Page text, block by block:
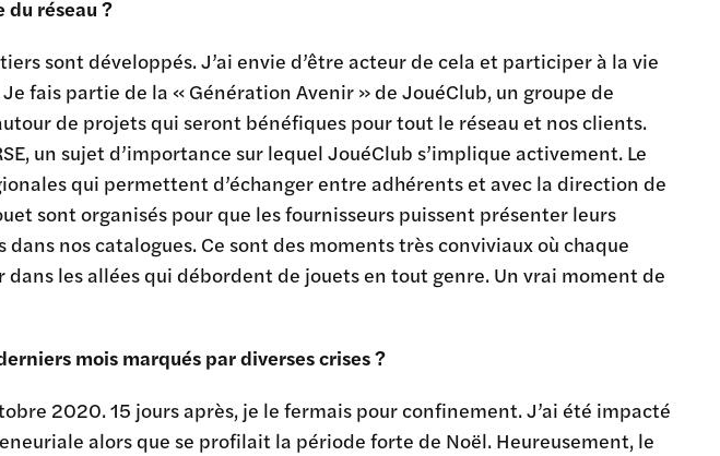
réseau ?
sont développés. J’ai envie d’être acteur de cela et participer à la vie
fais partie de la « Génération Avenir » de JouéClub, un groupe de
de projets qui seront bénéfiques pour tout le réseau et nos clients.
un sujet d’importance sur lequel JouéClub s’implique activement. Le
qui permettent d’échanger entre adhérents et avec la direction de
sont organisés pour que les fournisseurs puissent présenter leurs
nos catalogues. Ce sont des moments très conviviaux où chaque
les allées qui débordent de jouets en tout genre. Un vrai moment de
mois marqués par diverses crises ?
2020. 15 jours après, je le fermais pour confinement. J’ai été impacté
alors que se profilait la période forte de Noël. Heureusement, le